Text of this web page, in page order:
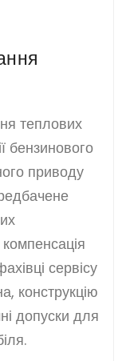
теплових
бензинового
приводу
сервісу
конструкцію
допуски для